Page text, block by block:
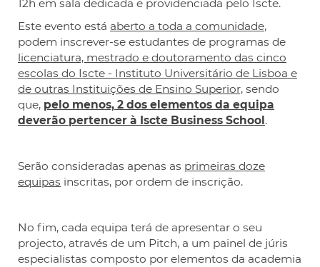
12h em sala dedicada e providenciada pelo Iscte.
Este evento está aberto a toda a comunidade,
podem inscrever-se estudantes de programas de
licenciatura, mestrado e doutoramento das cinco
escolas do Iscte - Instituto Universitário de Lisboa e
de outras Instituições de Ensino Superior, sendo
que, pelo menos, 2 dos elementos da equipa
deverão pertencer à Iscte Business School.
Serão consideradas apenas as primeiras doze
equipas inscritas, por ordem de inscrição.
No fim, cada equipa terá de apresentar o seu
projecto, através de um Pitch, a um painel de júris
especialistas composto por elementos da academia